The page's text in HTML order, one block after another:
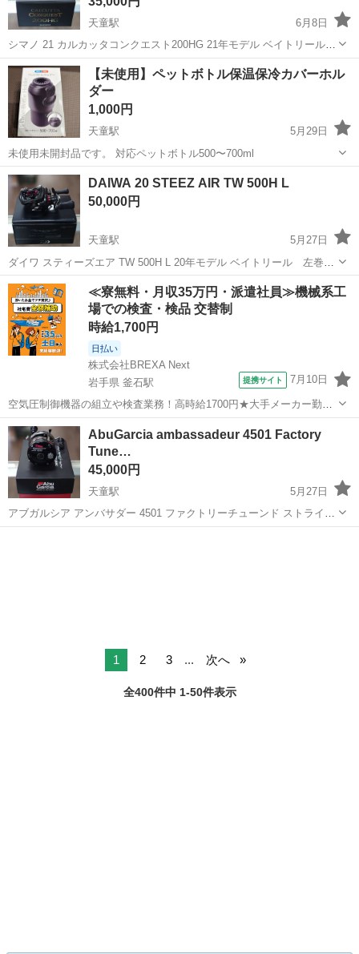
天童駅
6月8日
シマノ 21 カルカッタコンクエスト200HG 21年モデル ベイトリール
右巻き 箱付き 美品です。 店舗でのお渡しとなります。 キャッシュ
レス決済可能です。 ※店頭販売中の商品につき 売切...
山形 天童市 天童駅 その他
【未使用】ペットボトル保温保冷カバーホル
ダー
1,000円
天童駅
5月29日
未使用未開封品です。 対応ペットボトル500〜700ml
山形 天童市
DAIWA 20 STEEZ AIR TW 500H L
50,000円
天童駅
5月27日
ダイワ スティーズエア TW 500H L 20年モデル ベイトリール 左巻
き 箱付き 美品です。 店舗でのお渡しとなります。 キャッシュレス
決済可能です。 ※店頭販売中の商品につき 売切れ...
山形 天童市 天童駅 その他 スティーズ
≪寮無料・月収35万円・派遣社員≫機械系工
場での検査・検品 交替制
時給1,700円
日払い
株式会社BREXA Next
岩手県 釜石駅
提携サイト 7月10日
空気圧制御機器の組立や検査業務！高時給1700円★大手メーカー勤
務！嬉しい寮費無料！ワンルーム寮完備★マイカー通勤OK＆工場敷地
内に無料駐車場あり★！《岩手県釜石市》 人気の工場のお仕事 ◇空気
圧制御機器（シリンダ、バルブ...
岩手 釜石市
AbuGarcia ambassadeur 4501 Factory
Tune…
45,000円
天童駅
5月27日
アブガルシア アンバサダー 4501 ファクトリーチューンド ストライパ
ー ブラック ベイトリール 左巻き 箱付き メイドインスウェーデン
1 2 3 ... 次へ
全400件中 1-50件表示